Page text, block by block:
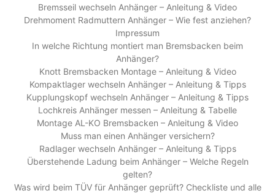
Bremsseil wechseln Anhänger – Anleitung & Video
Drehmoment Radmuttern Anhänger – Wie fest anziehen?
Impressum
In welche Richtung montiert man Bremsbacken beim
Anhänger?
Knott Bremsbacken Montage – Anleitung & Video
Kompaktlager wechseln Anhänger – Anleitung & Tipps
Kupplungskopf wechseln Anhänger – Anleitung & Tipps
Lochkreis Anhänger messen – Anleitung & Tabelle
Montage AL-KO Bremsbacken – Anleitung & Video
Muss man einen Anhänger versichern?
Radlager wechseln Anhänger – Anleitung & Tipps
Überstehende Ladung beim Anhänger – Welche Regeln
gelten?
Was wird beim TÜV für Anhänger geprüft? Checkliste und alle